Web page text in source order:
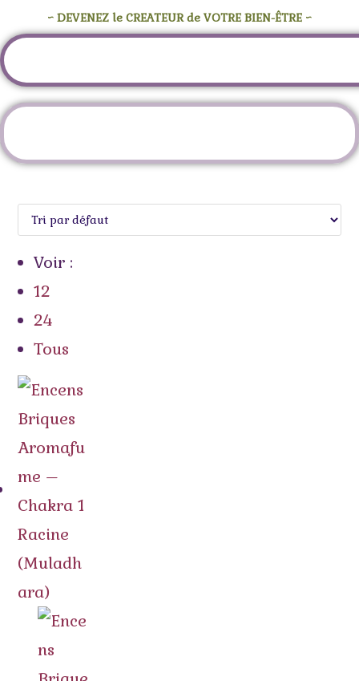
~ DEVENEZ le CREATEUR de VOTRE BIEN-ÊTRE ~
Voir :
12
24
Tous